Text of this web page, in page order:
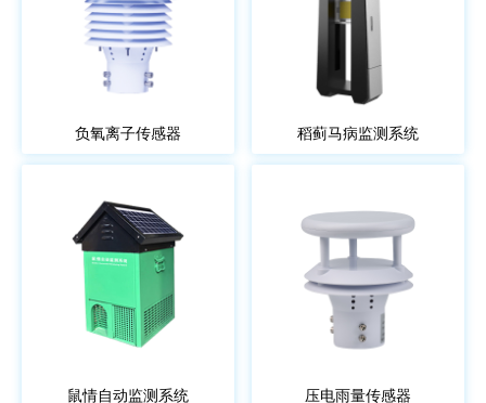
负氧离子传感器 稻蓟马病监测系统
鼠情自动监测系统 压电雨量传感器